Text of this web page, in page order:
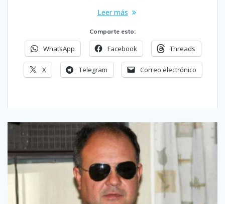
Leer más
Comparte esto:
WhatsApp Facebook Threads
X Telegram Correo electrónico